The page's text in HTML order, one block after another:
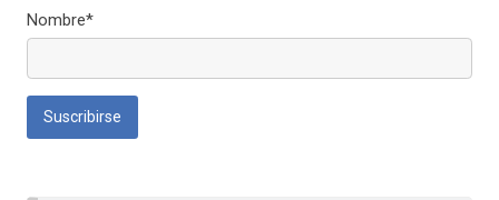
Nombre*